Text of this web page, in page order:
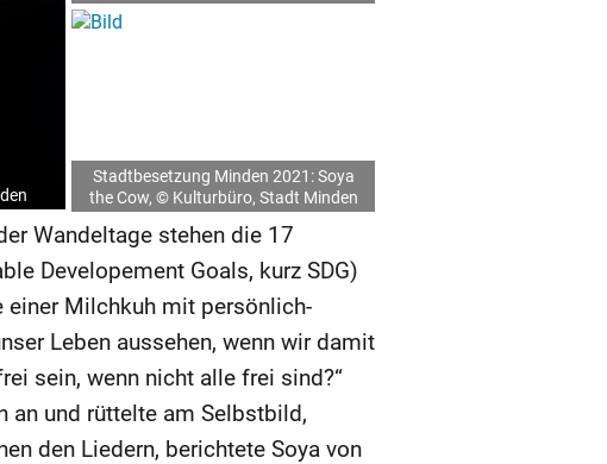
Stadtbesetzung Minden 2021: Soya
the Cow, © Kulturbüro, Stadt Minden
Wandeltage stehen die 17
Developement Goals, kurz SDG)
einer Milchkuh mit persönlich-
Leben aussehen, wenn wir damit
sein, wenn nicht alle frei sind?“
an und rüttelte am Selbstbild,
den Liedern, berichtete Soya von